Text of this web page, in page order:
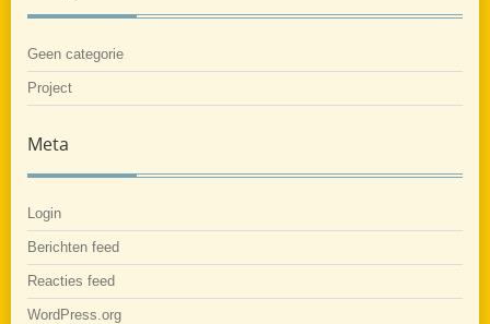
Geen categorie
Project
Meta
Login
Berichten feed
Reacties feed
WordPress.org